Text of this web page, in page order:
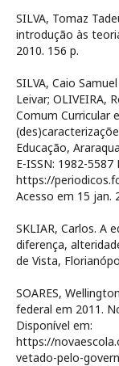
SILVA, Tomaz
introdução às
2010. 156 p.
SILVA, Caio
Leivar; OLIVEIRA,
Comum Curricular
Educação,
E-ISSN: 1982-
https://
Acesso em 15 jan.
SKLIAR, Carlos. A
diferença,
de Vista,
SOARES,
federal em 2011.
Disponível em:
https://
vetado-pelo-